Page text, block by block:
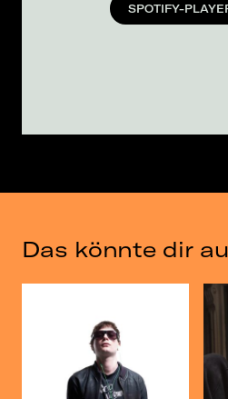
SPOTIFY-
Das könnte dir